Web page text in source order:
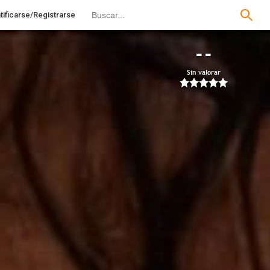
Registrarse
--
Sin valorar